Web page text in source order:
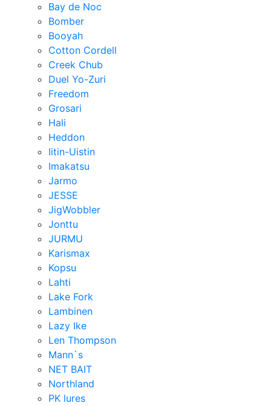
Bay de Noc
Bomber
Booyah
Cotton Cordell
Creek Chub
Duel Yo-Zuri
Freedom
Grosari
Hali
Heddon
Iitin-Uistin
Imakatsu
Jarmo
JESSE
JigWobbler
Jonttu
JURMU
Karismax
Kopsu
Lahti
Lake Fork
Lambinen
Lazy Ike
Len Thompson
Mann`s
NET BAIT
Northland
PK lures